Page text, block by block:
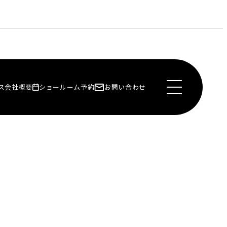
会社概要 ショールーム予約 お問い合わせ